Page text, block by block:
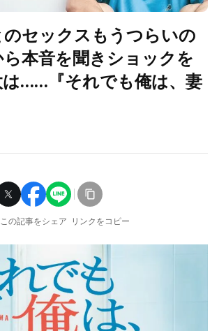
のセックスもうつらいの
本音を聞きショックを
は……『それでも俺は、妻
この記事をシェア リンクをコピー